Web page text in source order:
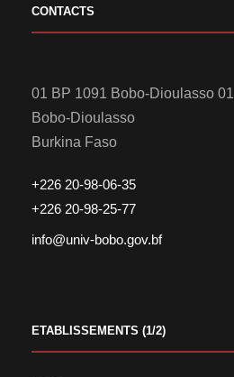
CONTACTS
01 BP 1091 Bobo-Dioulasso 01
Bobo-Dioulasso
Burkina Faso
+226 20-98-06-35
+226 20-98-25-77
info@univ-bobo.gov.bf
ETABLISSEMENTS (1/2)